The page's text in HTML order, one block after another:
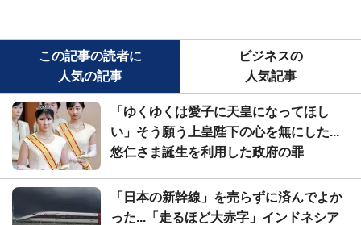
この記事の読者に
人気の記事
ビジネスの
人気記事
「ゆくゆくは愛子に天皇になってほし
い」そう願う上皇陛下の心を無にした...
悠仁さま誕生を利用した政府の罪
「日本の新幹線」を売らずに済んでよか
った...「走るほど大赤字」インドネシア